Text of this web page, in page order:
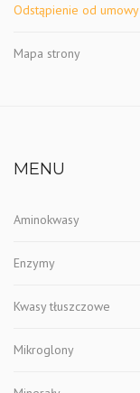
Odstąpienie od umowy
Mapa strony
MENU
Aminokwasy
Enzymy
Kwasy tłuszczowe
Mikroglony